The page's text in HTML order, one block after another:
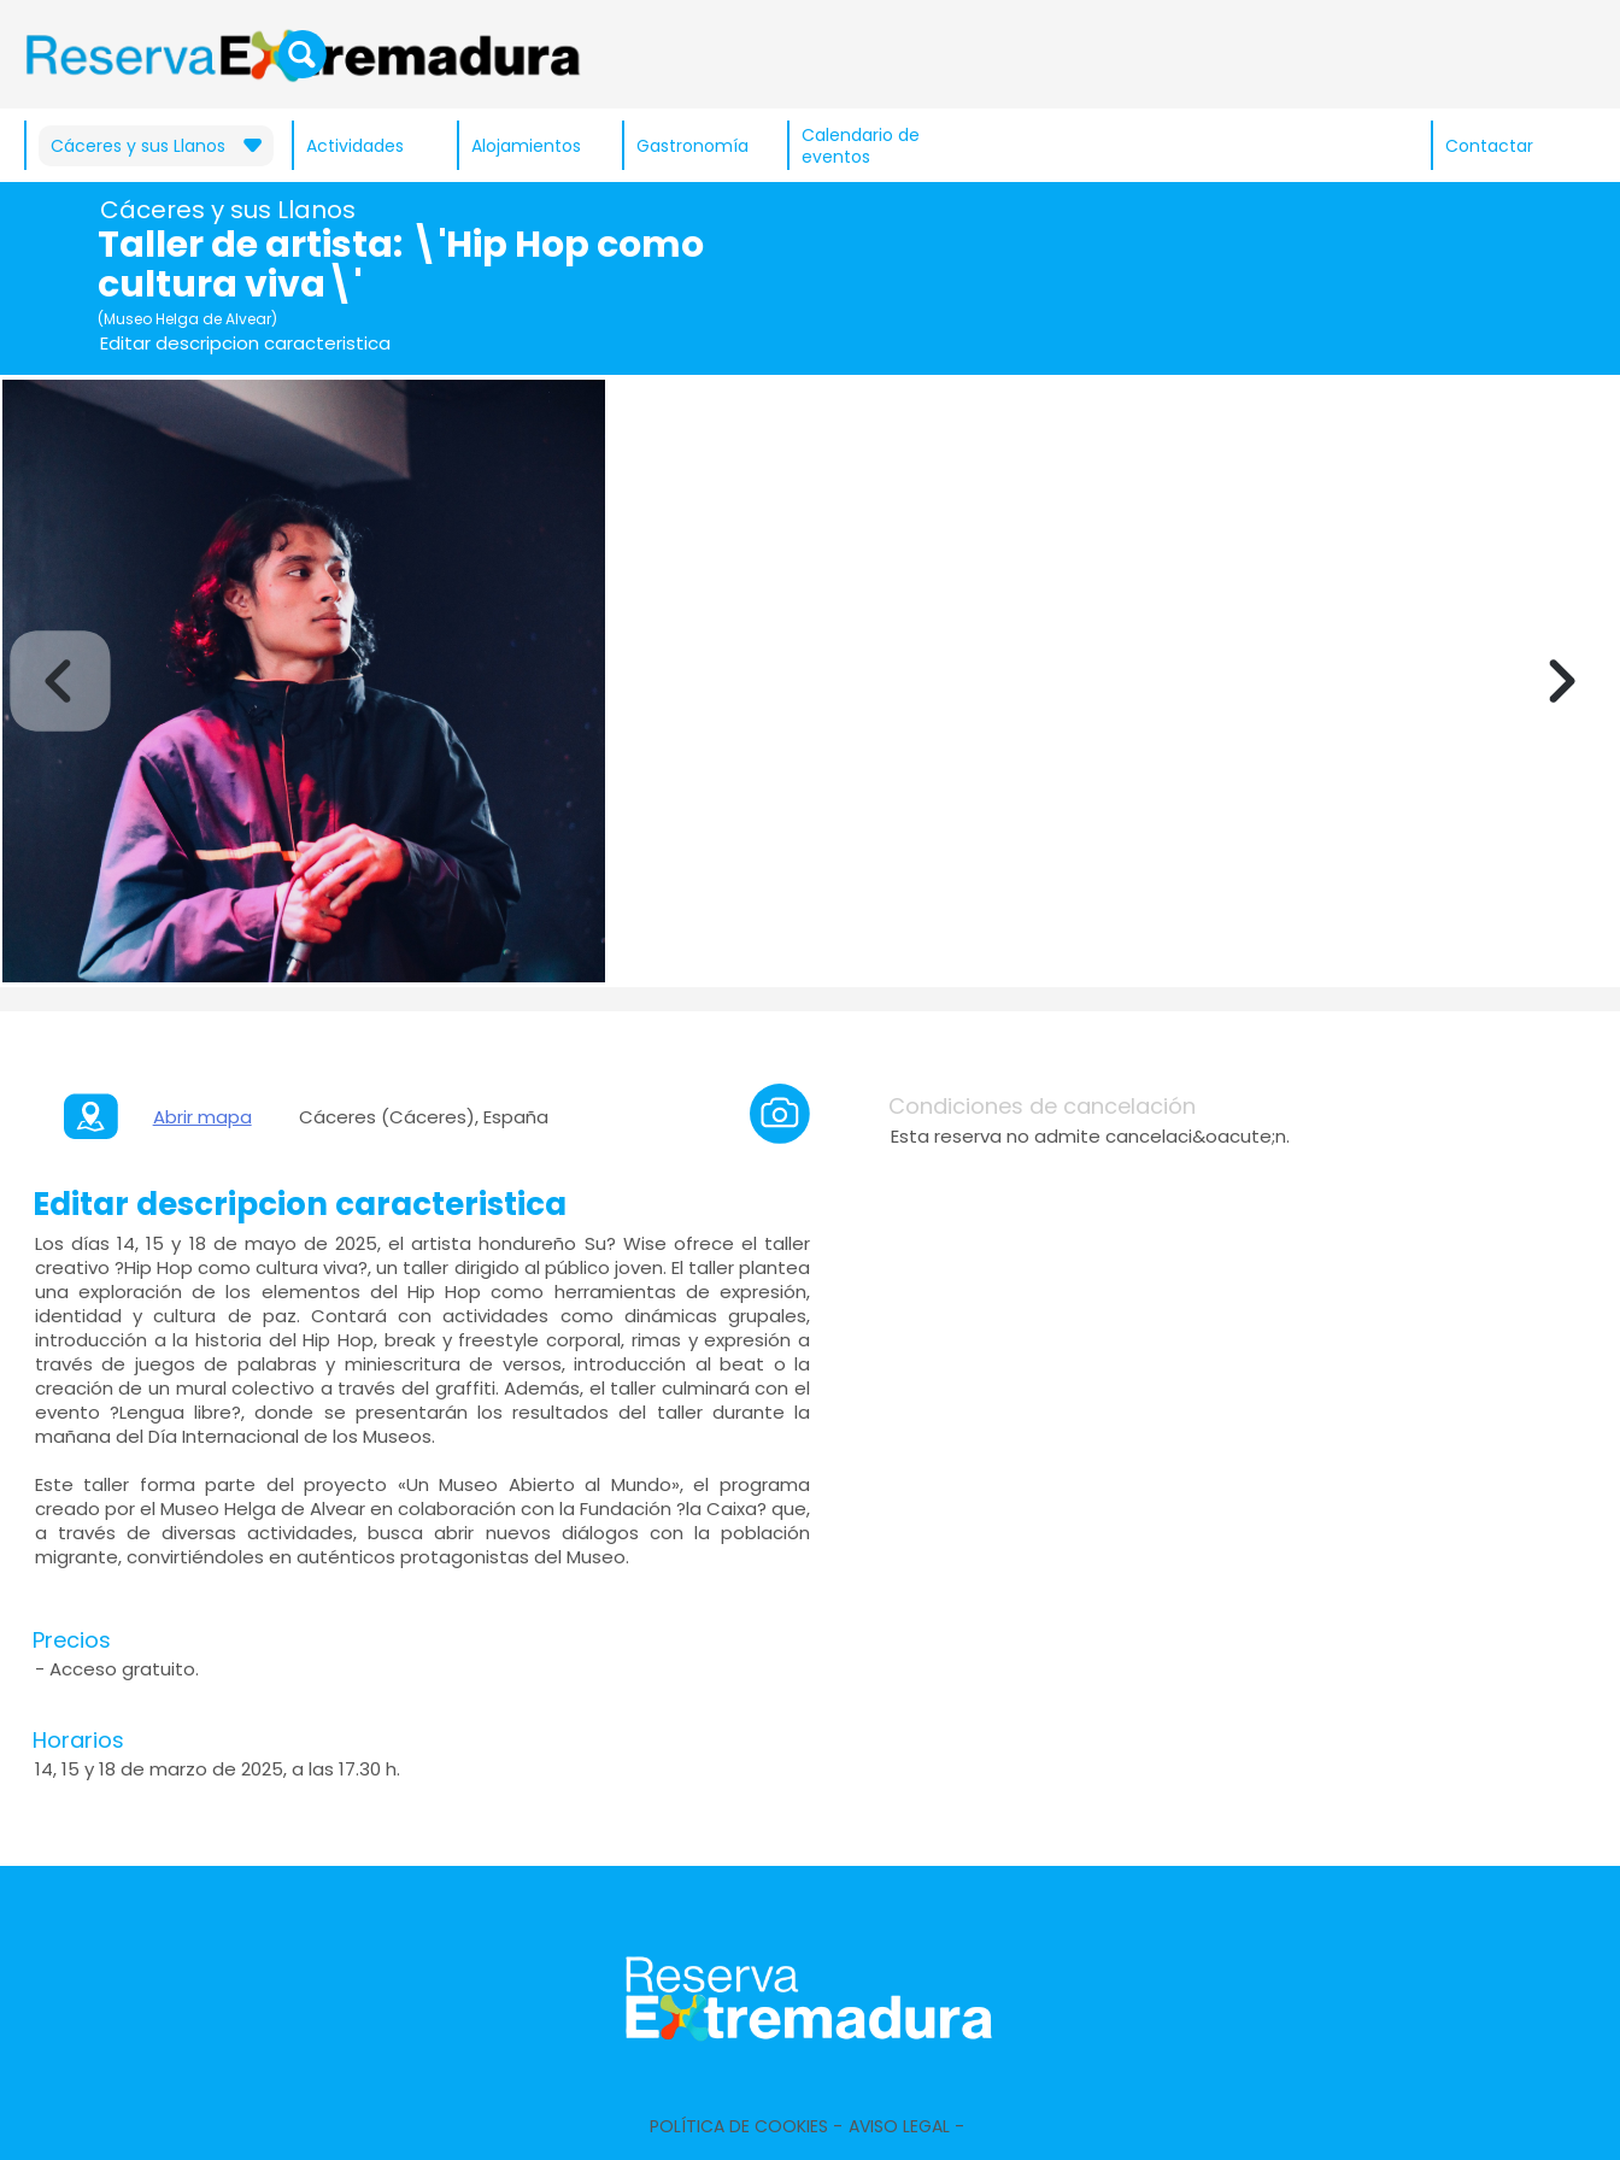
Cáceres y sus Llanos Actividades Alojamientos Gastronomía
Calendario de
eventos
Contactar
Cáceres y sus Llanos
Taller de artista: \'Hip Hop como
cultura viva\'
(Museo Helga de Alvear)
Editar descripcion caracteristica
Abrir mapa Cáceres (Cáceres), España
Editar descripcion caracteristica
Los días 14, 15 y 18 de mayo de 2025, el artista hondureño Su? Wise ofrece el taller
creativo ?Hip Hop como cultura viva?, un taller dirigido al público joven. El taller plantea
una exploración de los elementos del Hip Hop como herramientas de expresión,
identidad y cultura de paz. Contará con actividades como dinámicas grupales,
introducción a la historia del Hip Hop, break y freestyle corporal, rimas y expresión a
través de juegos de palabras y miniescritura de versos, introducción al beat o la
creación de un mural colectivo a través del graffiti. Además, el taller culminará con el
evento ?Lengua libre?, donde se presentarán los resultados del taller durante la
mañana del Día Internacional de los Museos.
Este taller forma parte del proyecto «Un Museo Abierto al Mundo», el programa
creado por el Museo Helga de Alvear en colaboración con la Fundación ?la Caixa? que,
a través de diversas actividades, busca abrir nuevos diálogos con la población
migrante, convirtiéndoles en auténticos protagonistas del Museo.
Precios
- Acceso gratuito.
Horarios
14, 15 y 18 de marzo de 2025, a las 17.30 h.
Condiciones de cancelación
Esta reserva no admite cancelaci&oacute;n.
POLÍTICA DE COOKIES - AVISO LEGAL -